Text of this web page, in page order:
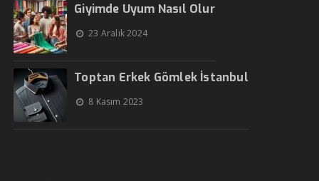
Giyimde Uyum Nasıl Olur
23 Aralık 2024
Toptan Erkek Gömlek İstanbul
8 Kasım 2023